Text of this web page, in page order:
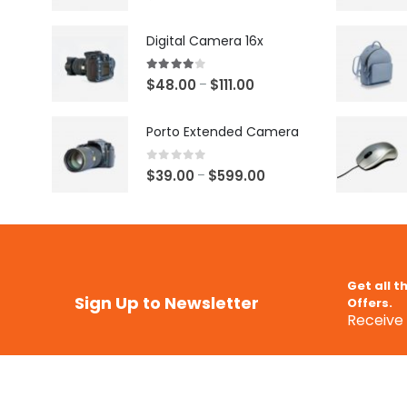
Digital Camera 16x
4.00 out of 5
$48.00 – $111.00
Porto Extended Camera
0 out of 5
$39.00 – $599.00
Sign Up to Newsletter
Get all
Offers.